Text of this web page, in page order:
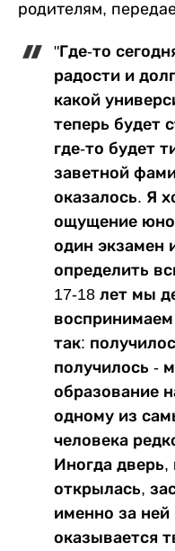
родителям,
"Где-то
радости и
какой
теперь будет
где-то будет
заветной
оказалось. Я
ощущение
один экзамен
определить
17-18 лет мы
так:
получилось -
образование
одному из
человека
Иногда дверь,
открылась,
именно за
оказывается